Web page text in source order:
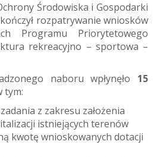
Środowiska i Gospodarki
rozpatrywanie wniosków
Programu Priorytetowego
rekreacyjno – sportowa –
naboru wpłynęło 15
tym:
z zakresu założenia
istniejących terenów
kwotę wnioskowanych dotacji